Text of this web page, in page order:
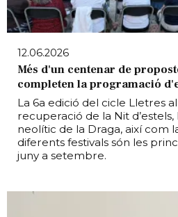
12.06.2026
Més d'un centenar de
completen la programació
La 6a edició del cicle Lletres
recuperació de la Nit
neolític de la Draga, així com
diferents festivals són les
juny a setembre.